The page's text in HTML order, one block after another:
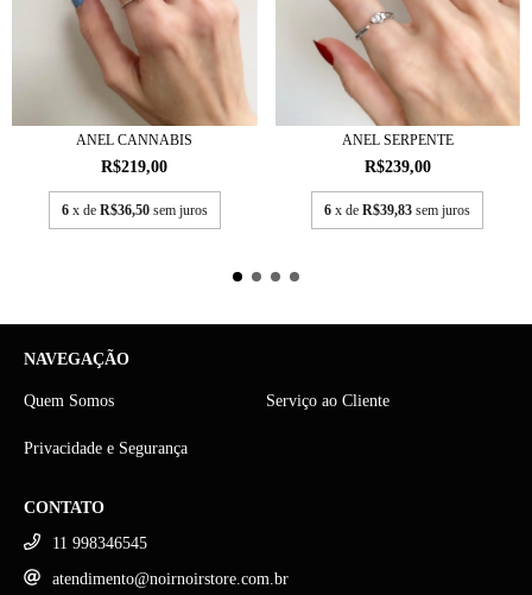
ANEL CANNABIS
R$219,00
6 x de R$36,50 sem juros
ANEL SERPENTE
R$239,00
6 x deR$39,83 sem juros
NAVEGAÇÃO
Quem Somos Serviço ao Cliente
Privacidade e Segurança
CONTATO
11 998346545
atendimento@noirnoirstore.com.br